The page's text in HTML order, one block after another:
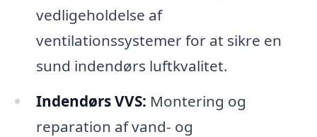
vedligeholdelse af
ventilationssystemer for at sikre en
sund indendørs luftkvalitet.
Indendørs VVS: Montering og
reparation af vand- og